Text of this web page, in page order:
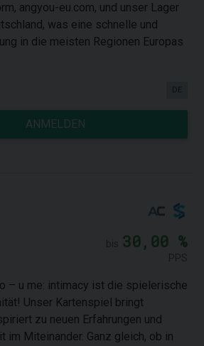
angyou-eu.com, und unser Lager
was eine schnelle und
in die meisten Regionen Europas
DE
ANMELDEN
30,00 %
– u me: intimacy ist die spielerische
Unser Kartenspiel bringt
zu neuen Erfahrungen und
im Miteinander. Ganz gleich, ob in